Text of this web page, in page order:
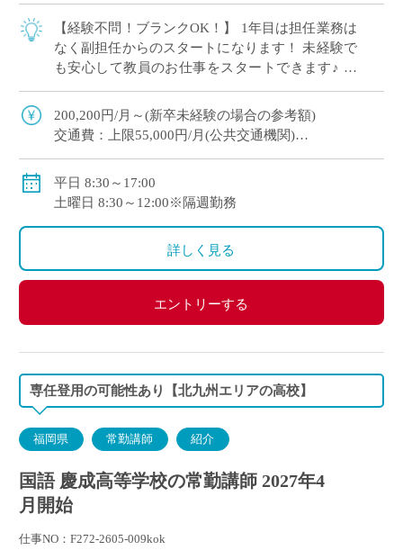
【経験不問！ブランクOK！】 1年目は担任業務は
なく副担任からのスタートになります！ 未経験で
も安心して教員のお仕事をスタートできます♪ 専
ス、最寄り駅から徒歩5分でラクラク […]
200,200円/月～(新卒未経験の場合の参考額)
交通費：上限55,000円/月(公共交通機関)
手当：職務調整手当、住宅手当等
自動車通勤可
平日 8:30～17:00
土曜日 8:30～12:00※隔週勤務
詳しく見る
エントリーする
専任登用の可能性あり【北九州エリアの高校】
福岡県 常勤講師 紹介
国語 慶成高等学校の常勤講師 2027年4
月開始
仕事NO：F272-2605-009kok